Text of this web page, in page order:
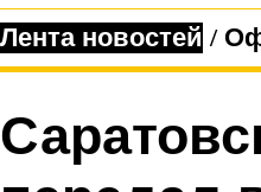
Лента новостей /